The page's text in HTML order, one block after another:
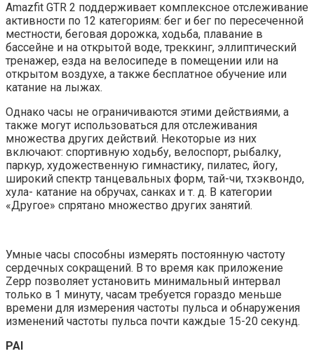
Amazfit GTR 2 поддерживает комплексное отслеживание
активности по 12 категориям: бег и бег по пересеченной
местности, беговая дорожка, ходьба, плавание в
бассейне и на открытой воде, треккинг, эллиптический
тренажер, езда на велосипеде в помещении или на
открытом воздухе, а также бесплатное обучение или
катание на лыжах.
Однако часы не ограничиваются этими действиями, а
также могут использоваться для отслеживания
множества других действий. Некоторые из них
включают: спортивную ходьбу, велоспорт, рыбалку,
паркур, художественную гимнастику, пилатес, йогу,
широкий спектр танцевальных форм, тай-чи, тхэквондо,
хула- катание на обручах, санках и т. д. В категории
«Другое» спрятано множество других занятий.
Умные часы способны измерять постоянную частоту
сердечных сокращений. В то время как приложение
Zepp позволяет установить минимальный интервал
только в 1 минуту, часам требуется гораздо меньше
времени для измерения частоты пульса и обнаружения
изменений частоты пульса почти каждые 15-20 секунд.
PAI